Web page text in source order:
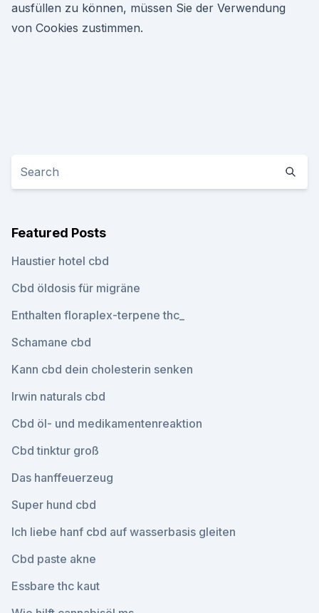
ausfüllen zu können, müssen Sie der Verwendung
von Cookies zustimmen.
Featured Posts
Haustier hotel cbd
Cbd öldosis für migräne
Enthalten floraplex-terpene thc_
Schamane cbd
Kann cbd dein cholesterin senken
Irwin naturals cbd
Cbd öl- und medikamentenreaktion
Cbd tinktur groß
Das hanffeuerzeug
Super hund cbd
Ich liebe hanf cbd auf wasserbasis gleiten
Cbd paste akne
Essbare thc kaut